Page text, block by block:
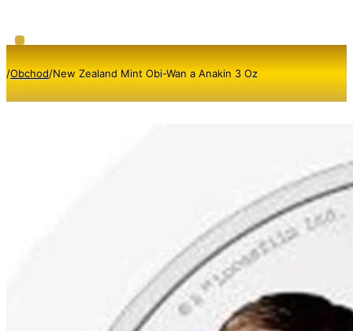
/Obchod/New Zealand Mint Obi-Wan a Anakin 3 Oz